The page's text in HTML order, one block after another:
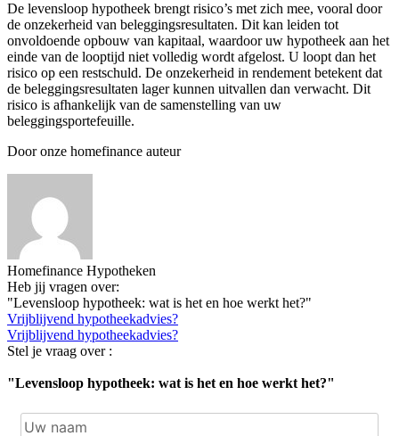
De levensloop hypotheek brengt risico’s met zich mee, vooral door
de onzekerheid van beleggingsresultaten. Dit kan leiden tot
onvoldoende opbouw van kapitaal, waardoor uw hypotheek aan het
einde van de looptijd niet volledig wordt afgelost. U loopt dan het
risico op een restschuld. De onzekerheid in rendement betekent dat
de beleggingsresultaten lager kunnen uitvallen dan verwacht. Dit
risico is afhankelijk van de samenstelling van uw
beleggingsportefeuille.
Door onze homefinance auteur
Homefinance Hypotheken
Heb jij vragen over:
"Levensloop hypotheek: wat is het en hoe werkt het?"
Vrijblijvend hypotheekadvies?
Vrijblijvend hypotheekadvies?
Stel je vraag over :
"Levensloop hypotheek: wat is het en hoe werkt het?"